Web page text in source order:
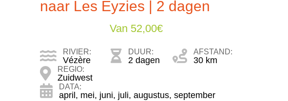
naar Les Eyzies | 2 dagen
Van 52,00€
RIVIER:
Vézère
DUUR:
2 dagen
AFSTAND:
30 km
REGIO:
Zuidwest
DATA:
april , mei, juni, juli, augustus, september